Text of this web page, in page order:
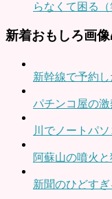
らなくて困る（
新着おもしろ画
新幹線で予約し
パチンコ屋の激
川でノートパ
阿蘇山の噴火と
新聞のひどすぎ